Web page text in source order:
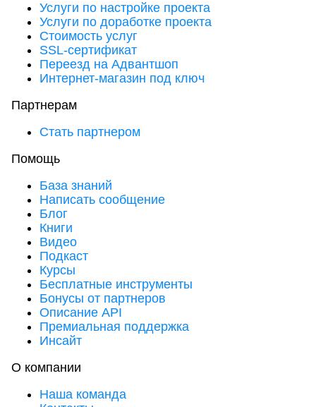
Услуги по настройке проекта
Услуги по доработке проекта
Стоимость услуг
SSL-сертификат
Переезд на Адвантшоп
Интернет-магазин под ключ
Партнерам
Стать партнером
Помощь
База знаний
Написать сообщение
Блог
Книги
Видео
Подкаст
Курсы
Бесплатные инструменты
Бонусы от партнеров
Описание API
Премиальная поддержка
Инсайт
О компании
Наша команда